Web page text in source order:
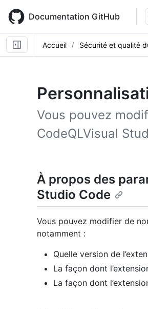
main
content
Documentation GitHub
Accueil Sécurité et qualité
Vous pouvez
CodeQLVisual
À propos des
Studio Code
Vous pouvez modifier de
notamment :
Quelle version de
La façon dont
La façon dont